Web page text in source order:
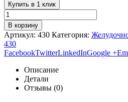
Купить в 1 клик
В корзину
Артикул: 430 Категория:
430
FacebookTwitterLinkedInGoogle +
Описание
Детали
Отзывы (0)